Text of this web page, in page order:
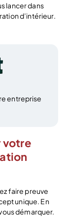
lancer dans
d’intérieur.
entreprise
votre
faire preuve
unique. En
démarquer.